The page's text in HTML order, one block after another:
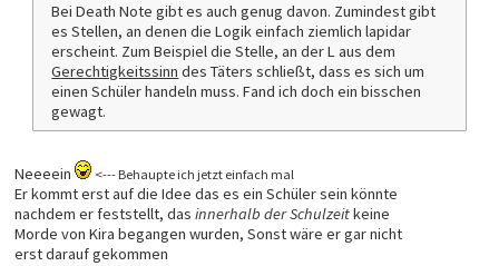
Bei Death Note gibt es auch genug davon. Zumindest gibt
es Stellen, an denen die Logik einfach ziemlich lapidar
erscheint. Zum Beispiel die Stelle, an der L aus dem
Gerechtigkeitssinn des Täters schließt, dass es sich um
einen Schüler handeln muss. Fand ich doch ein bisschen
gewagt.
Neeeein <--- Behaupte ich jetzt einfach mal
Er kommt erst auf die Idee das es ein Schüler sein könnte
nachdem er feststellt, dasinnerhalb der Schulzeitkeine
Morde von Kira begangen wurden, Sonst wäre er gar nicht
erst darauf gekommen